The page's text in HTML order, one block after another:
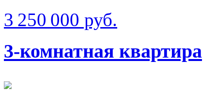
3 250 000 руб.
3-комнатная квартира